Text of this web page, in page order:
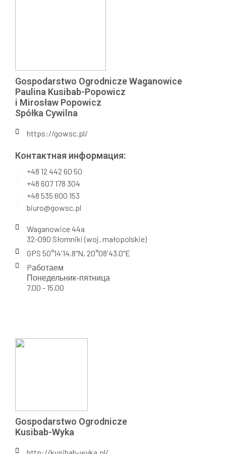
Gospodarstwo Ogrodnicze Waganowice
Paulina Kusibab-Popowicz
i Mirosław Popowicz
Spółka Cywilna
https://gowsc.pl/
Контактная информация:​
+48 12 442 60 50
+48 607 178 304
+48 535 600 153
biuro@gowsc.pl
Waganowice 44a
32-090 Słomniki (woj. małopolskie)
GPS 50°14'14.8"N, 20°08'43.0"E
Pаботаем
Понедельник-пятница
7.00 - 15.00
Gospodarstwo Ogrodnicze
Kusibab-Wyka